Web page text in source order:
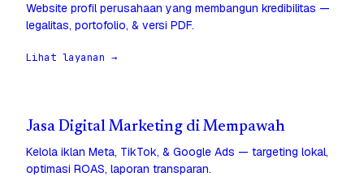
Website profil perusahaan yang membangun kredibilitas —
legalitas, portofolio, & versi PDF.
Lihat layanan →
Jasa Digital Marketing di Mempawah
Kelola iklan Meta, TikTok, & Google Ads — targeting lokal,
optimasi ROAS, laporan transparan.